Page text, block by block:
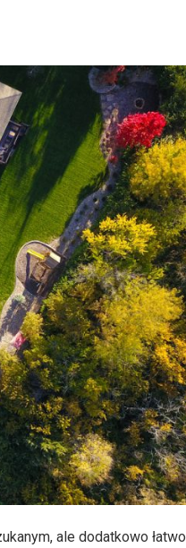
ale dodatkowo łatwo